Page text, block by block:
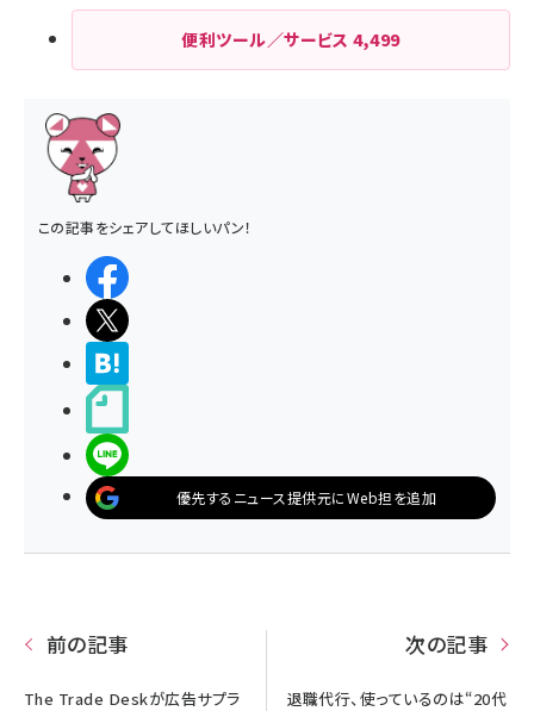
便利ツール／サービス4,499
この記事をシェアしてほしいパン！
優先するニュース提供元にWeb担を追加
前の記事
The Trade Deskが広告サプラ
次の記事
退職代行、使っているのは“20代